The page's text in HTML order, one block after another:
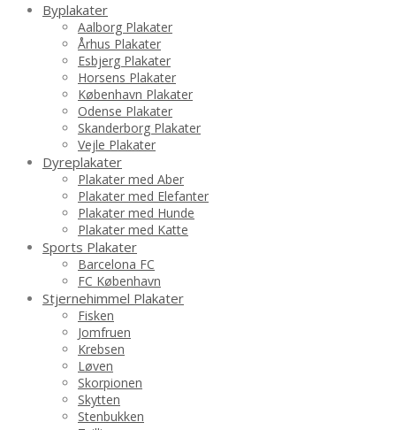
Byplakater
Aalborg Plakater
Århus Plakater
Esbjerg Plakater
Horsens Plakater
København Plakater
Odense Plakater
Skanderborg Plakater
Vejle Plakater
Dyreplakater
Plakater med Aber
Plakater med Elefanter
Plakater med Hunde
Plakater med Katte
Sports Plakater
Barcelona FC
FC København
Stjernehimmel Plakater
Fisken
Jomfruen
Krebsen
Løven
Skorpionen
Skytten
Stenbukken